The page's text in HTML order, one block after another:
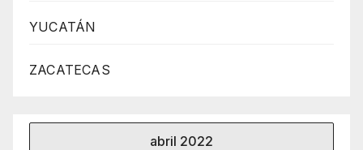
YUCATÁN
ZACATECAS
abril 2022